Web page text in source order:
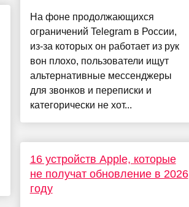
На фоне продолжающихся
ограничений Telegram в России,
из-за которых он работает из рук
вон плохо, пользователи ищут
альтернативные мессенджеры
для звонков и переписки и
категорически не хот...
16 устройств Apple, которые
не получат обновление в 2026
году